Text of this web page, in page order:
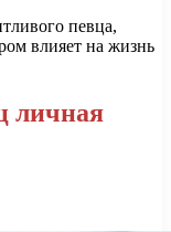
певца,
влияет на жизнь
личная